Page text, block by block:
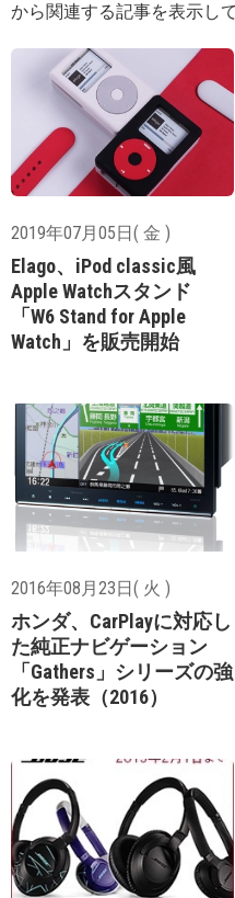
から関連する記事を表示し
2019年07月05日( 金 )
Elago、iPod classic風
Apple Watchスタンド
「W6 Stand for Apple
Watch」を販売開始
2016年08月23日( 火 )
ホンダ、CarPlayに対応し
た純正ナビゲーション
「Gathers」シリーズの強
化を発表（2016）